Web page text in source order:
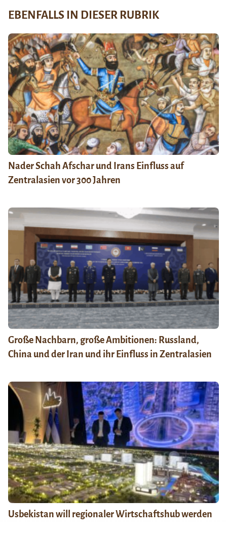
EBENFALLS IN DIESER RUBRIK
Nader Schah Afschar und Irans Einfluss auf
Zentralasien vor 300 Jahren
Große Nachbarn, große Ambitionen: Russland,
China und der Iran und ihr Einfluss in Zentralasien
Usbekistan will regionaler Wirtschaftshub werden